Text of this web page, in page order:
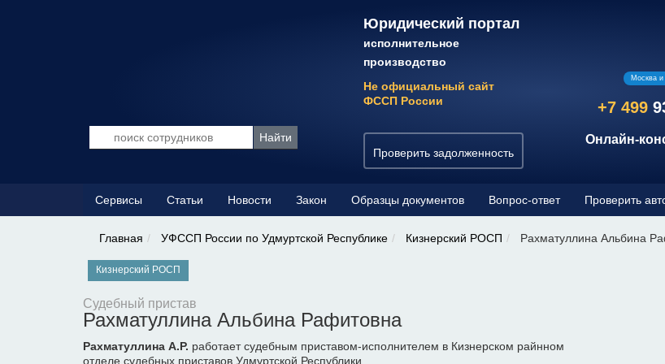
Юридический портал
исполнительное
производство
Не официальный сайт
ФССП России
Проверить задолженность
Москва и
+7 499
Онлайн-
Сервисы Статьи Новости Закон Образцы документов Вопрос-ответ Проверить
Главная УФССП России по Удмуртской Республике Кизнерский РОСП Рахматуллина Альбина
Кизнерский РОСП
Судебный пристав
Рахматуллина Альбина Рафитовна
Рахматуллина А.Р. работает судебным приставом-исполнителем в Кизнерском райнном
отделе судебных приставов Удмуртской Республики